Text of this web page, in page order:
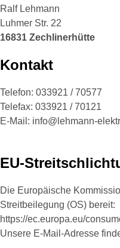
Ralf Lehmann
Luhmer Str. 22
16831 Zechlinerhütte
Kontakt
Telefon: 033921 / 70577
Telefax: 033921 / 70121
E-Mail: info@lehmann-
EU-
Die Europäische
Streitbeilegung (OS) bereit:
https://ec.europa.eu/
Unsere E-Mail-Adresse